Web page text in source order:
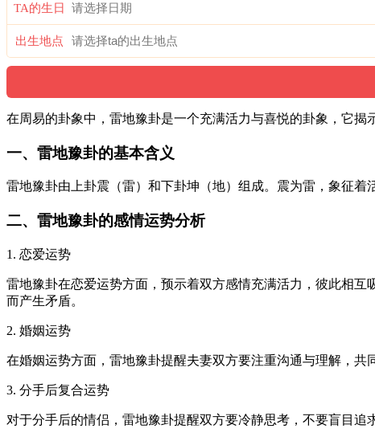
TA的生日
出生地点
在周易的卦象中，雷地豫卦是一个充满活力与喜悦的卦象，它
一、雷地豫卦的基本含义
雷地豫卦由上卦震（雷）和下卦坤（地）组成。震为雷，象征
二、雷地豫卦的感情运势分析
1. 恋爱运势
雷地豫卦在恋爱运势方面，预示着双方感情充满活力，彼此相
而产生矛盾。
2. 婚姻运势
在婚姻运势方面，雷地豫卦提醒夫妻双方要注重沟通与理解，
3. 分手后复合运势
对于分手后的情侣，雷地豫卦提醒双方要冷静思考，不要盲目